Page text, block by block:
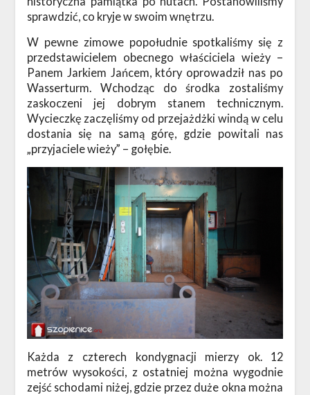
sprawdzić, co kryje w swoim wnętrzu.
W pewne zimowe popołudnie spotkaliśmy się z
przedstawicielem obecnego właściciela wieży –
Panem Jarkiem Jańcem, który oprowadził nas po
Wasserturm. Wchodząc do środka zostaliśmy
zaskoczeni jej dobrym stanem technicznym.
Wycieczkę zaczęliśmy od przejażdżki windą w celu
dostania się na samą górę, gdzie powitali nas
„przyjaciele wieży” – gołębie.
Każda z czterech kondygnacji mierzy ok. 12
metrów wysokości, z ostatniej można wygodnie
zejść schodami niżej, gdzie przez duże okna można